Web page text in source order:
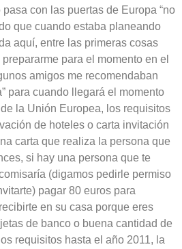
con las puertas de Europa “no
que cuando estaba planeando
aquí, entre las primeras cosas
para el momento en el
amigos me recomendaban
para cuando llegará el momento
la Unión Europea, los requisitos
de hoteles o carta invitación
carta que realiza la persona que
si hay una persona que te
(digamos pedirle permiso
pagar 80 euros para
en su casa porque eres
de banco o buena cantidad de
requisitos hasta el año 2011, la